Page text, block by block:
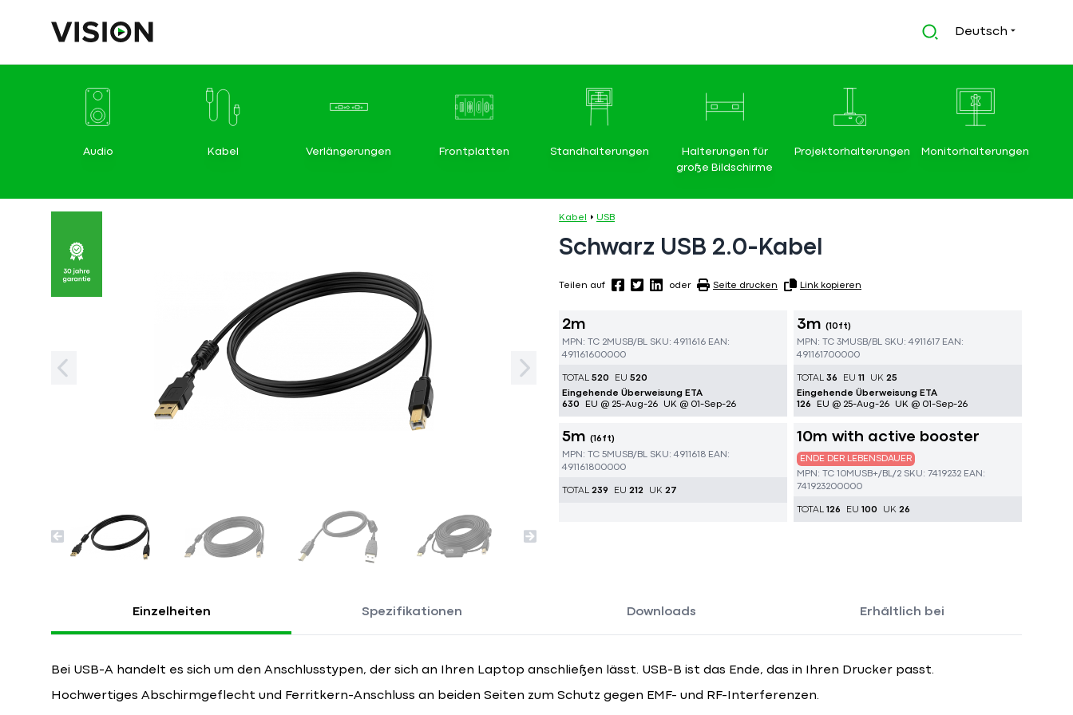
Deutsch
Audio Kabel Verlängerungen Frontplatten Standhalterungen
Halterungen für
große Bildschirme
Projektorhalterungen Monitorhalterungen
Kabel USB
Schwarz USB 2.0-Kabel
Teilen auf oder Seite drucken Link kopieren
2m
MPN: TC 2MUSB/BL SKU:4911616 EAN:
491161600000
TOTAL 520 EU 520
Eingehende Überweisung ETA
630
EU @ 25-Aug-26 UK @ 01-Sep-26
3m (10ft)
MPN:
TC 3MUSB/BL SKU:4911617 EAN:
491161700000
TOTAL 36 EU 11 UK 25
Eingehende Überweisung ETA
126
EU @ 25-Aug-26 UK @ 01-Sep-26
5m (16ft)
MPN:
TC 5MUSB/BL SKU:4911618 EAN:
491161800000
TOTAL 239 EU 212 UK 27
10m with active booster
ENDE DER LEBENSDAUER
MPN:
TC 10MUSB+/BL/2 SKU: 7419232 EAN:
741923200000
TOTAL 126 EU 100 UK 26
Einzelheiten Spezifikationen Downloads Erhältlich bei
Bei USB-A handelt es sich um den Anschlusstypen, der sich an Ihren Laptop anschließen lässt. USB-B ist das Ende, das in Ihren Drucker passt.
Hochwertiges Abschirmgeflecht und Ferritkern-Anschluss an beiden Seiten zum Schutz gegen EMF- und RF-Interferenzen.